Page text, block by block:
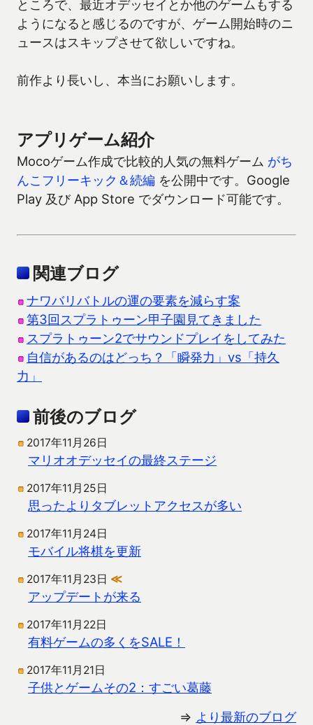
ところで、最近オデッセイとか他のゲームもする
ようになると感じるのですが、ゲーム開始時のニ
ュースはスキップさせて欲しいですね。
前作より長いし、本当にお願いします。
アプリゲーム紹介
Mocoゲーム作成で比較的人気の無料ゲーム がち
んこフリーキック＆続編 を公開中です。Google
Play 及び App Store でダウンロード可能です。
関連ブログ
ナワバリバトルの運の要素を減らす案
第3回スプラトゥーン甲子園見てきました
スプラトゥーン2でサウンドプレイをしてみた
自信があるのはどっち？「瞬発力」vs「持久
力」
前後のブログ
2017年11月26日
マリオオデッセイの最終ステージ
2017年11月25日
思ったよりタブレットアクセスが多い
2017年11月24日
モバイル将棋を更新
2017年11月23日 ≪
アップデートが来る
2017年11月22日
有料ゲームの多くをSALE！
2017年11月21日
子供とゲームその2：すごい葛藤
⇒ より最新のブログ